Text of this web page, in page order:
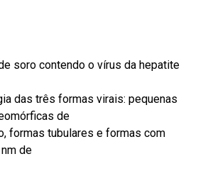
soro contendo o vírus da hepatite
das três formas virais: pequenas
de
formas tubulares e formas com
de